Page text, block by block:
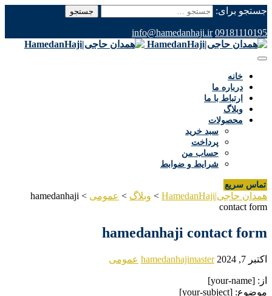
جستجو برای:
09181110195
info@hamedanhaji.ir
خانه
درباره ما
ارتباط با ما
وبلاگ
محصولات
سبد خرید
پرداخت
حساب من
شرایط و ضوابط
تماس سریع
همدان حاجی|HamedanHaji > وبلاگ > عمومی >
hamedanhaji
contact form
hamedanhaji contact form
اکتبر 7, 2024 hamedanhajimaster عمومی
از: [your-name]
موضوع: [your-subject]